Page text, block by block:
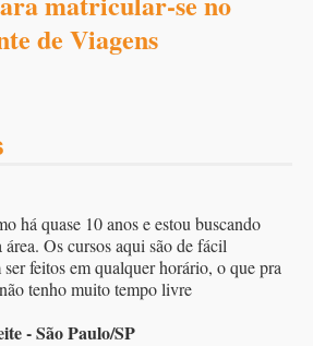
de Viagens
há quase 10 anos e estou buscando
Os cursos aqui são de fácil
feitos em qualquer horário, o que pra
tenho muito tempo livre
- São Paulo/SP